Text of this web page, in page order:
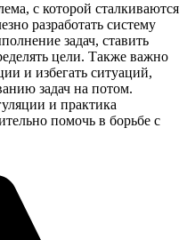
с которой сталкиваются
разработать систему
задач, ставить
цели. Также важно
и избегать ситуаций,
задач на потом.
и практика
помочь в борьбе с